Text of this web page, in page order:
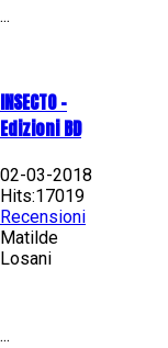
...
INSECTO -
Edizioni BD
02-03-2018
Hits:17019
Recensioni
Matilde
Losani
...